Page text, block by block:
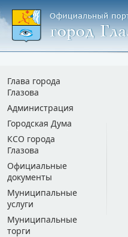
Глава города
Глазова
Администрация
Городская Дума
КСО города
Глазова
Официальные
документы
Муниципальные
услуги
Муниципальные
торги